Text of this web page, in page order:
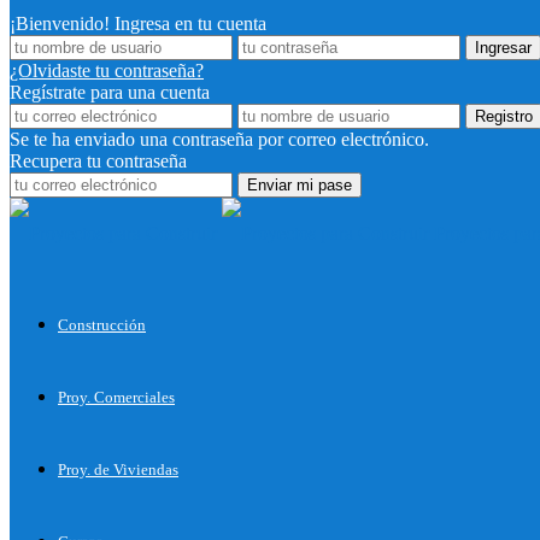
¡Bienvenido! Ingresa en tu cuenta
¿Olvidaste tu contraseña?
Regístrate para una cuenta
Se te ha enviado una contraseña por correo electrónico.
Recupera tu contraseña
Construcción
Proy. Comerciales
Proy. de Viviendas